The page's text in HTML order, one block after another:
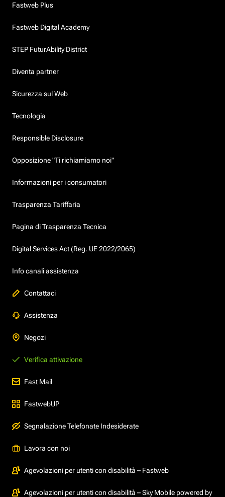
Fastweb Plus
Fastweb Digital Academy
STEP FuturAbility District
Diventa partner
Sicurezza sul Web
Tecnologia
Responsible Disclosure
Opposizione "Ti richiamiamo noi"
Informazioni per i consumatori
Trasparenza Tariffaria
Pagina di Trasparenza Tecnica
Digital Services Act (Reg. UE 2022/2065)
Info canali assistenza
Contattaci
Assistenza
Negozi
Verifica attivazione
Fast Mail
FastwebUP
Segnalazione Telefonate Indesiderate
Lavora con noi
Agevolazioni per utenti con disabilità – Fastweb
Agevolazioni per utenti con disabilità – Sky Mobile powered by